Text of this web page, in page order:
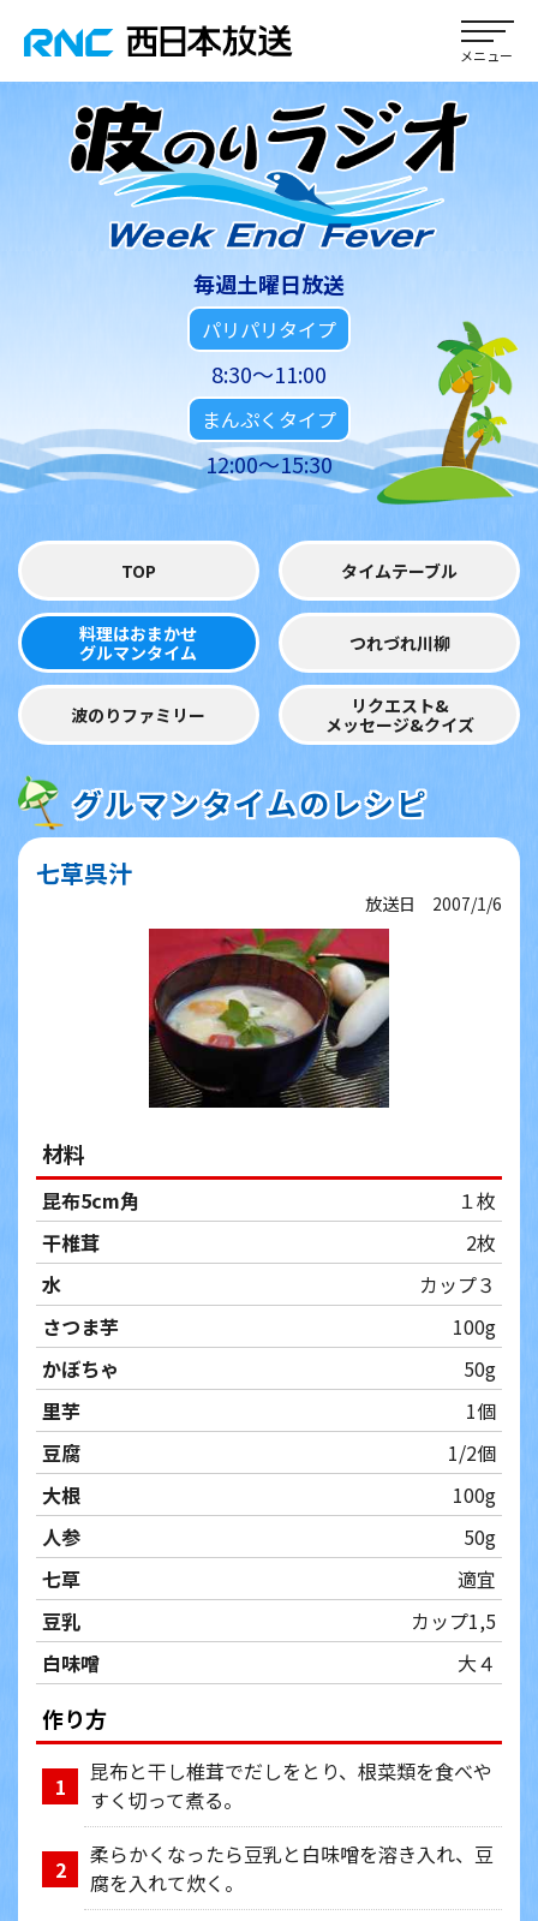
毎週土曜日放送
パリパリタイプ
8:30～11:00
まんぷくタイプ
12:00～15:30
TOP タイムテーブル
料理はおまかせ
グルマンタイム
つれづれ川柳
波のりファミリー
リクエスト&
メッセージ&クイズ
グルマンタイムのレシピ
七草呉汁
放送日 2007/1/6
材料
昆布5cm角
１枚
干椎茸
2枚
水
カップ３
さつま芋
100g
かぼちゃ
50g
里芋
1個
豆腐
1/2個
大根
100g
人参
50g
七草
適宜
豆乳
カップ1,5
白味噌
大４
作り方
1
昆布と干し椎茸でだしをとり、根菜類を食べや
すく切って煮る。
2
柔らかくなったら豆乳と白味噌を溶き入れ、豆
腐を入れて炊く。